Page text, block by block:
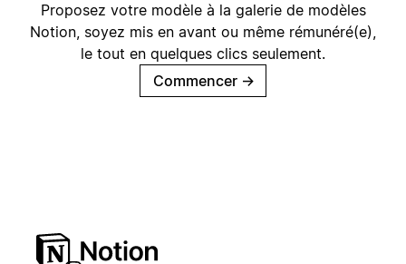
Proposez votre modèle à la galerie de modèles
Notion, soyez mis en avant ou même rémunéré(e),
le tout en quelques clics seulement.
Commencer →